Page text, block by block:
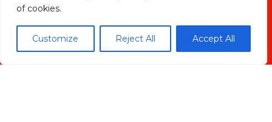
of cookies.
Customize Reject All Accept All
ENVIAR